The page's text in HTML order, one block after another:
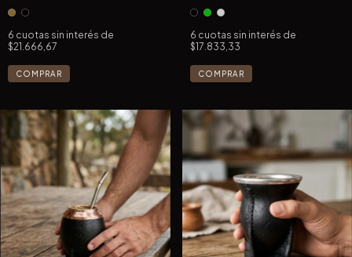
6 cuotas sin interés de
$21.666,67
COMPRAR
6 cuotas sin interés de
$17.833,33
COMPRAR